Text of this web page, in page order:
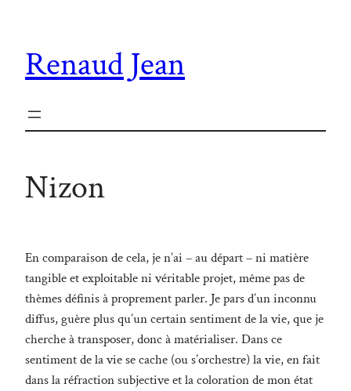
contenu
Renaud Jean
Nizon
En comparaison de cela, je n’ai – au départ – ni matière
tangible et exploitable ni véritable projet, même pas de
thèmes définis à proprement parler. Je pars d’un inconnu
diffus, guère plus qu’un certain sentiment de la vie, que je
cherche à transposer, donc à matérialiser. Dans ce
sentiment de la vie se cache (ou s’orchestre) la vie, en fait
dans la réfraction subjective et la coloration de mon état